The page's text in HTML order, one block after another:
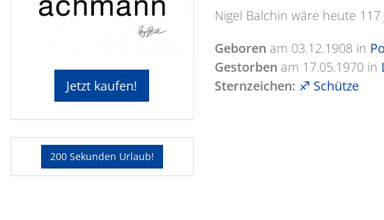
Jetzt kaufen!
200 Sekunden Urlaub!
Nigel Balchin wäre heute
Geboren am 03.12.1908 in
Gestorben am 17.05.1970in
Sternzeichen: ♐ Schütze